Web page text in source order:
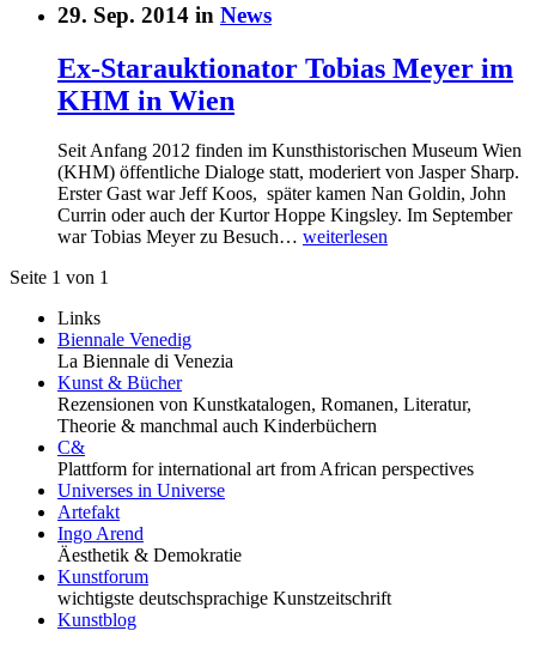
29. Sep. 2014 in News
Ex-Starauktionator Tobias Meyer im
KHM in Wien
Seit Anfang 2012 finden im Kunsthistorischen Museum Wien
(KHM) öffentliche Dialoge statt, moderiert von Jasper Sharp.
Erster Gast war Jeff Koos, später kamen Nan Goldin, John
Currin oder auch der Kurtor Hoppe Kingsley. Im September
war Tobias Meyer zu Besuch… weiterlesen
Seite 1 von 1
Links
Biennale Venedig
La Biennale di Venezia
Kunst & Bücher
Rezensionen von Kunstkatalogen, Romanen, Literatur,
Theorie & manchmal auch Kinderbüchern
C&
Plattform for international art from African perspectives
Universes in Universe
Artefakt
Ingo Arend
Äesthetik & Demokratie
Kunstforum
wichtigste deutschsprachige Kunstzeitschrift
Kunstblog